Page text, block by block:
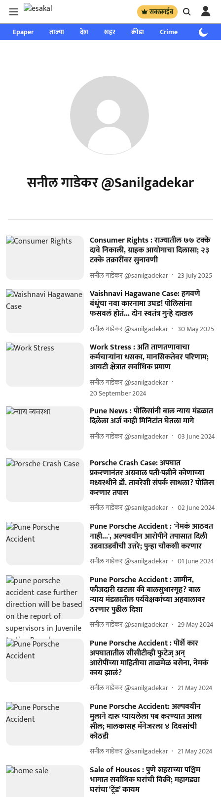
सबस्क्राईब
Epaper ताज्या देश शहर क्रीडा Crime साप्ताहिक
सनील गाडेकर @sanilgadekar
Consumer Rights : राज्यातील ७७ टक्के
दावे निकाली, ग्राहक आयोगाचा दिलासा; २३
टक्के तक्रारींवर सुनावणी
सनील गाडेकर @sanilgadekar 23 July 2025
Vaishnavi Hagawane Case: हगवणे
बंधूंचा नवा कारनामा उघड! पोलिसांना
फसवलं होतं... दोन स्वतंत्र गुन्हे दाखल
सनील गाडेकर @sanilgadekar 30 May 2025
Work Stress : अति ताणतणावाचा
कर्मचाऱ्यांना धसका, मानसिकतेवर परिणाम;
आयटी क्षेत्रात सर्वाधिक प्रमाण
सनील गाडेकर @sanilgadekar
20 September 2024
Pune News : पोलिसांनी बाल न्याय मंडळात
दिलेला अर्ज काही मिनिटांत घेतला मागे
सनील गाडेकर @sanilgadekar 03 June 2024
Porsche Crash Case: अपघात
प्रकरणानंतर अग्रवाल पती-पत्नीने कोणाच्या
मध्यस्थीने डॉ. तावरेशी संपर्क साधला? पोलिस
करणार तपास
सनील गाडेकर @sanilgadekar 02 June 2024
Pune Porsche Accident : 'नेमकं आठवत
नाही...', अल्पवयीन आरोपीने तपासात दिली
उडवाउडवीची उत्तरे; पुन्हा चौकशी करणार
सनील गाडेकर @sanilgadekar 01 June 2024
Pune Porsche Accident : जामीन,
फौजदारी खटला की बालसुधारगृह? बाल
न्याय मंडळातील पर्यवेक्षकांच्या अहवालावर
ठरणार पुढील दिशा
सनील गाडेकर @sanilgadekar 29 May 2024
Pune Porsche Accident : पोर्शे कार
अपघातातील सीसीटीव्ही फुटेज् अन्
आरोपींच्या माहितीचा ताळमेळ बसेना, नेमकं
काय झालं?
सनील गाडेकर @sanilgadekar 21 May 2024
Pune Porsche Accident: अल्पवयीन
मुलाने दारू प्यायलेला पब करण्यात आला
सील; मालकासह मॅनेजरला ४ दिवसांची
कोठडी
सनील गाडेकर @sanilgadekar 21 May 2024
Sale of Houses : पुणे शहराच्या पश्चिम
भागात सर्वाधिक घरांची विक्री; महागड्या
घरांचा ‘ट्रेंड’ कायम